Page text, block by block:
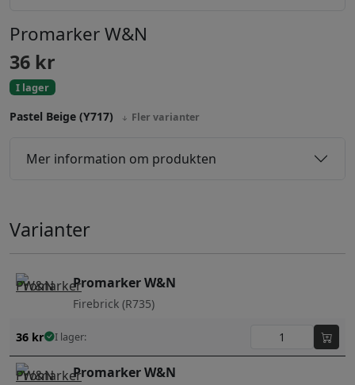
Promarker W&N
36 kr
I lager
Pastel Beige (Y717) Fler varianter
Mer information om produkten
Varianter
Promarker W&N
Firebrick (R735)
36 kr I lager:
Promarker W&N